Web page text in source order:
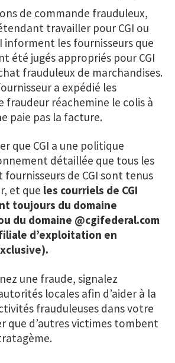
de commande frauduleux,
travailler pour CGI ou
informent les fournisseurs que
été jugés appropriés pour CGI
frauduleux de marchandises.
a expédié les
fraudeur réachemine le colis à
paie pas la facture.
que CGI a une politique
détaillée que tous les
fournisseurs de CGI sont tenus
et que les courriels de CGI
toujours du domaine
du domaine @cgifederal.com
d’exploitation en
une fraude, signalez
locales afin d’aider à la
frauduleuses dans votre
que d’autres victimes tombent